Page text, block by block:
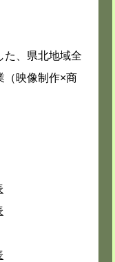
た、県北地域全
（映像制作×商